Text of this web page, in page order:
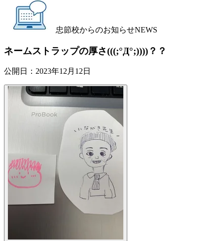
忠節校からのお知らせNEWS
ネームストラップの厚さ(((;°Д°;))))？？
公開日： 2023年12月12日